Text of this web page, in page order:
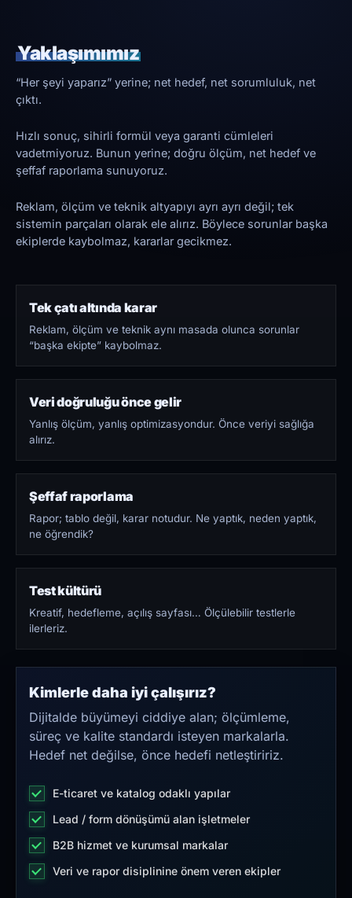
Yaklaşımımız
“Her şeyi yaparız” yerine; net hedef, net sorumluluk, net
çıktı.
Hızlı sonuç, sihirli formül veya garanti cümleleri
vadetmiyoruz. Bunun yerine; doğru ölçüm, net hedef ve
şeffaf raporlama sunuyoruz.
Reklam, ölçüm ve teknik altyapıyı ayrı ayrı değil; tek
sistemin parçaları olarak ele alırız. Böylece sorunlar başka
ekiplerde kaybolmaz, kararlar gecikmez.
Tek çatı altında karar
Reklam, ölçüm ve teknik aynı masada olunca sorunlar
“başka ekipte” kaybolmaz.
Veri doğruluğu önce gelir
Yanlış ölçüm, yanlış optimizasyondur. Önce veriyi sağlığa
alırız.
Şeffaf raporlama
Rapor; tablo değil, karar notudur. Ne yaptık, neden yaptık,
ne öğrendik?
Test kültürü
Kreatif, hedefleme, açılış sayfası… Ölçülebilir testlerle
ilerleriz.
Kimlerle daha iyi çalışırız?
Dijitalde büyümeyi ciddiye alan; ölçümleme,
süreç ve kalite standardı isteyen markalarla.
Hedef net değilse, önce hedefi netleştiririz.
E-ticaret ve katalog odaklı yapılar
Lead / form dönüşümü alan işletmeler
B2B hizmet ve kurumsal markalar
Veri ve rapor disiplinine önem veren ekipler